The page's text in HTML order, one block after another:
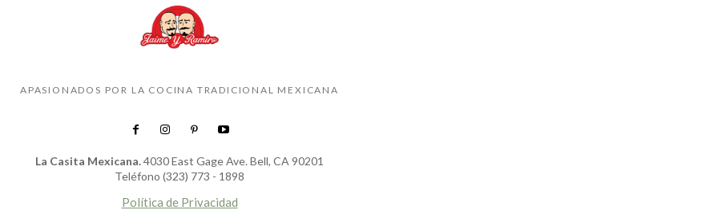
APASIONADOS POR LA COCINA TRADICIONAL MEXICANA
La Casita Mexicana.4030 East Gage Ave. Bell, CA 90201
Teléfono (323) 773 - 1898
Política de Privacidad